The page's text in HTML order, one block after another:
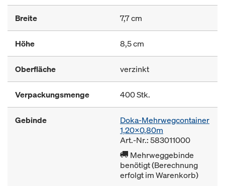
Breite 7,7 cm
Höhe 8,5 cm
Oberfläche verzinkt
Verpackungsmenge 400 Stk.
Gebinde
Doka-Mehrwegcontainer
1,20x0,80m
Art.-Nr.: 583011000
Mehrweggebinde
benötigt (Berechnung
erfolgt im Warenkorb)